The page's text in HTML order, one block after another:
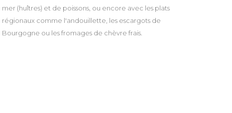
mer (huîtres) et de poissons, ou encore avec les plats
régionaux comme l'andouillette, les escargots de
Bourgogne ou les fromages de chèvre frais.